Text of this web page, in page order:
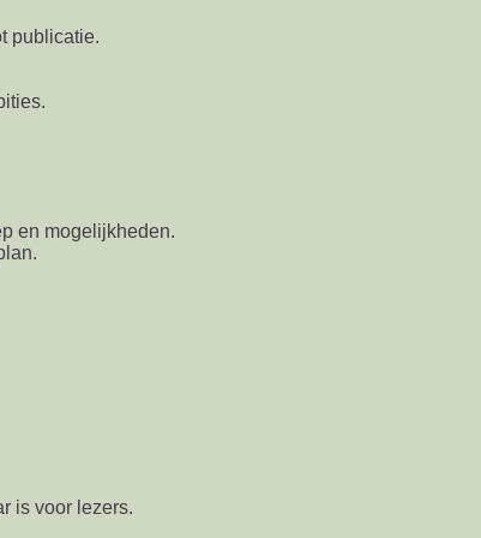
publicatie.
en mogelijkheden.
is voor lezers.